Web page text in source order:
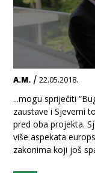
A.M. /22.05.2018.
...mogu spriječiti
zaustave i Sjeverni
pred oba projekta.
više aspekata
zakonima koji još